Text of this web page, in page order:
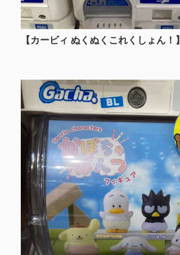
【カービィ ぬくぬくこれくしょん！】